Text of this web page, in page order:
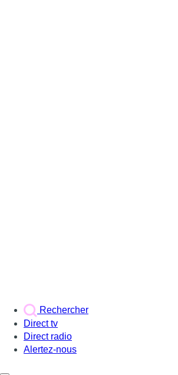
Rechercher
Direct tv
Direct radio
Alertez-nous